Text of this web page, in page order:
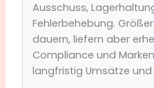
Ausschuss,
Fehlerbehebung.
dauern, liefern aber
Compliance und
langfristig Umsätze